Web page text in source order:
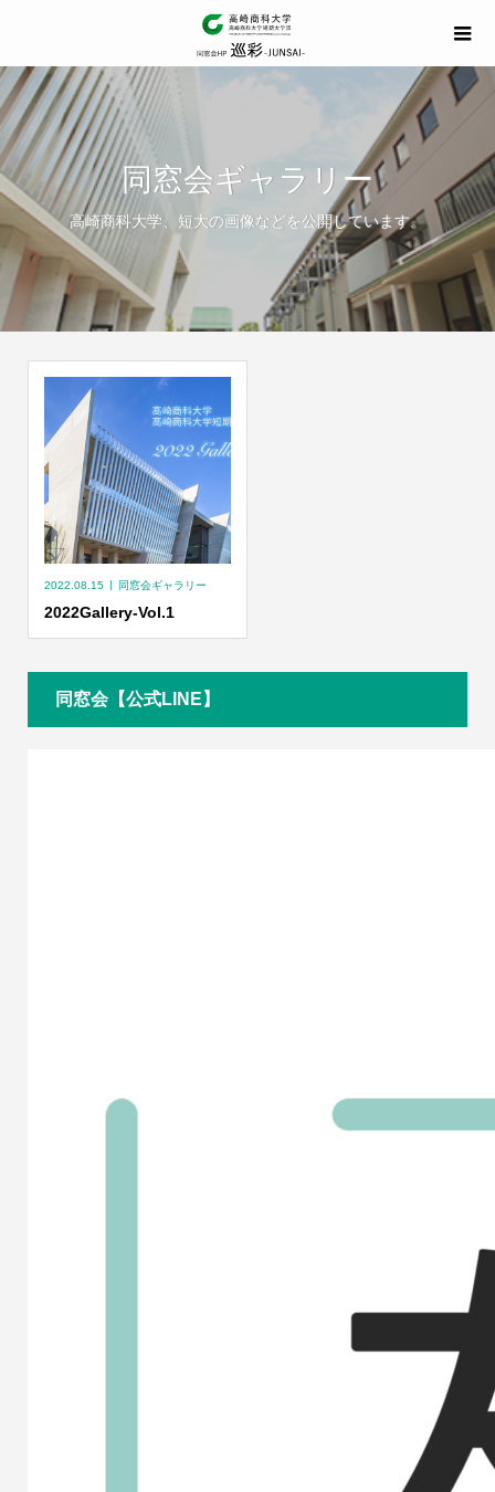
同窓会ギャラリー
高崎商科大学、短大の画像などを公開しています。
2022.08.15 同窓会ギャラリー
2022Gallery-Vol.1
同窓会【公式LINE】